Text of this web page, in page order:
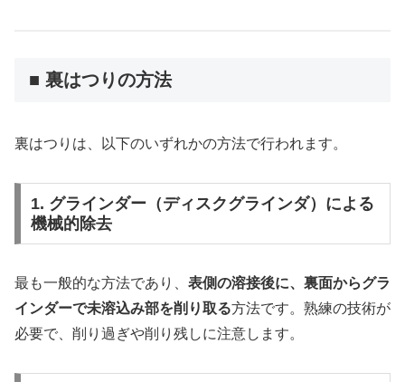
■ 裏はつりの方法
裏はつりは、以下のいずれかの方法で行われます。
1. グラインダー（ディスクグラインダ）による
機械的除去
最も一般的な方法であり、 表側の溶接後に、裏面からグラ
インダーで未溶込み部を削り取る方法です。熟練の技術が
必要で、削り過ぎや削り残しに注意します。